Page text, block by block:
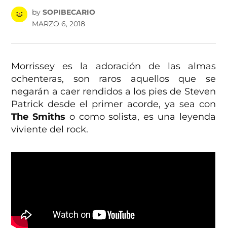
by SOPIBECARIO
MARZO 6, 2018
Morrissey es la adoración de las almas
ochenteras, son raros aquellos que se
negarán a caer rendidos a los pies de Steven
Patrick desde el primer acorde, ya sea con
The Smiths o como solista, es una leyenda
viviente del rock.